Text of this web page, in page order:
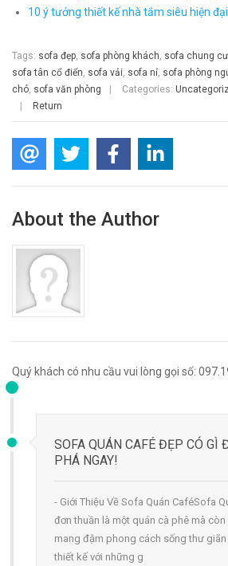
10 ý tưởng thiết kế nhà tắm siêu hiện đại
Tags: sofa đẹp, sofa phòng khách, sofa chung cư
sofa tân cổ điển, sofa vải, sofa nỉ, sofa phòng
chó, sofa văn phòng Categories:
Return
About the Author
Quý khách có nhu cầu vui lòng gọi số:
SOFA QUÁN CAFÉ ĐẸP CÓ GÌ
PHÁ NGAY!
- Giới Thiệu Về Sofa Quán CaféSofa
đơn thuần là một quán cà phê mà
mang đậm phong cách sống thư
thiết kế với những g